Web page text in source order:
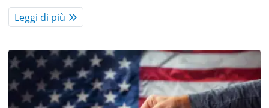
Leggi di più